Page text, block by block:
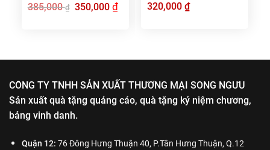
385,000₫ Giá
gốc
350,000 ₫Giá
hiện
320,000 ₫
CÔNG TY TNHH SẢN XUẤT THƯƠNG MẠI SONG NGƯU
Sản xuất quà tặng quảng cáo, quà tặng kỷ niệm chương,
bảng vinh danh.
Quận 12: 76 Đông Hưng Thuận 40, P.Tân Hưng Thuận, Q.12